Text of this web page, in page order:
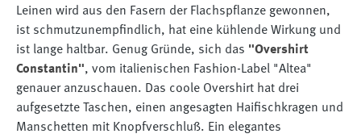
Leinen wird aus den Fasern der Flachspflanze gewonnen,
ist schmutzunempfindlich, hat eine kühlende Wirkung und
ist lange haltbar. Genug Gründe, sich das "Overshirt
Constantin", vom italienischen Fashion-Label "Altea"
genauer anzuschauen. Das coole Overshirt hat drei
aufgesetzte Taschen, einen angesagten Haifischkragen und
Manschetten mit Knopfverschluß. Ein elegantes